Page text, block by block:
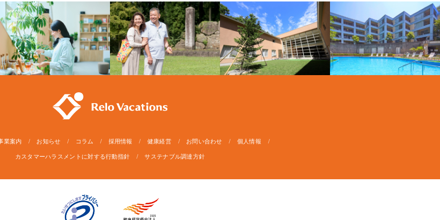
業案内 お知らせ コラム 採用情報 健康経営 お問い合わせ 個人情報
カスタマーハラスメントに対する行動指針 サステナブル調達方針